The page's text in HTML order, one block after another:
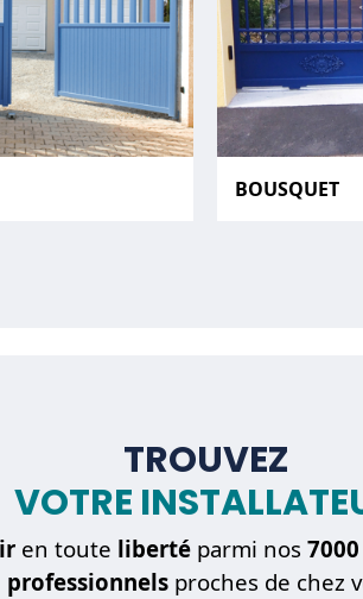
BOUSQUET
TROUVEZ
VOTRE
en toute liberté parmi nos
professionnels proches de chez